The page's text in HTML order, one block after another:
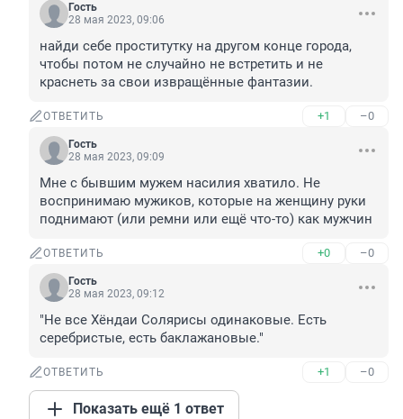
Гость
28 мая 2023, 09:06
найди себе проститутку на другом конце города,
чтобы потом не случайно не встретить и не
краснеть за свои извращённые фантазии.
ОТВЕТИТЬ +1 –0
Гость
28 мая 2023, 09:09
Мне с бывшим мужем насилия хватило. Не
воспринимаю мужиков, которые на женщину руки
поднимают (или ремни или ещё что-то) как мужчин
ОТВЕТИТЬ +0 –0
Гость
28 мая 2023, 09:12
"Не все Хёндаи Солярисы одинаковые. Есть
серебристые, есть баклажановые."
ОТВЕТИТЬ +1 –0
Показать ещё 1 ответ